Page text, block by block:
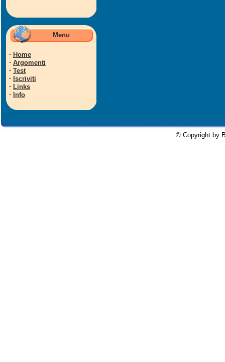
Menu
· Home
· Argomenti
· Test
· Iscriviti
· Links
· Info
© Copyright by